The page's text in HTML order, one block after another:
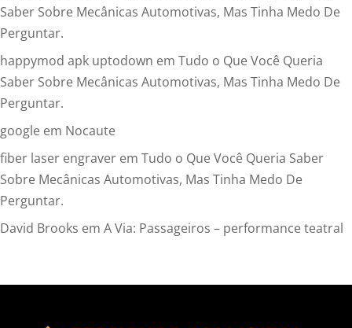
Saber Sobre Mecânicas Automotivas, Mas Tinha Medo De
Perguntar.
happymod apk uptodown em Tudo o Que Você Queria
Saber Sobre Mecânicas Automotivas, Mas Tinha Medo De
Perguntar.
google em Nocaute
fiber laser engraver em Tudo o Que Você Queria Saber
Sobre Mecânicas Automotivas, Mas Tinha Medo De
Perguntar.
David Brooks em A Via: Passageiros – performance teatral